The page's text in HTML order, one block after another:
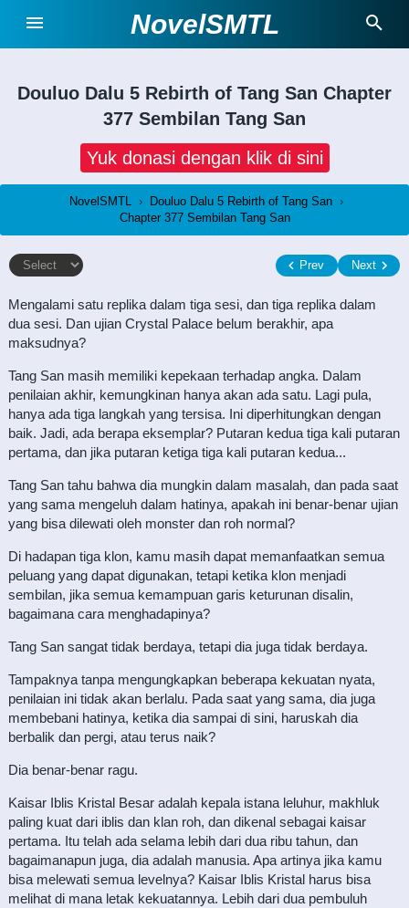
NovelSMTL
Douluo Dalu 5 Rebirth of Tang San Chapter
377 Sembilan Tang San
Yuk donasi dengan klik di sini
NovelSMTL › Douluo Dalu 5 Rebirth of Tang San ›
Chapter 377 Sembilan Tang San
Prev Next
Mengalami satu replika dalam tiga sesi, dan tiga replika dalam
dua sesi. Dan ujian Crystal Palace belum berakhir, apa
maksudnya?
Tang San masih memiliki kepekaan terhadap angka. Dalam
penilaian akhir, kemungkinan hanya akan ada satu. Lagi pula,
hanya ada tiga langkah yang tersisa. Ini diperhitungkan dengan
baik. Jadi, ada berapa eksemplar? Putaran kedua tiga kali putaran
pertama, dan jika putaran ketiga tiga kali putaran kedua...
Tang San tahu bahwa dia mungkin dalam masalah, dan pada saat
yang sama mengeluh dalam hatinya, apakah ini benar-benar ujian
yang bisa dilewati oleh monster dan roh normal?
Di hadapan tiga klon, kamu masih dapat memanfaatkan semua
peluang yang dapat digunakan, tetapi ketika klon menjadi
sembilan, jika semua kemampuan garis keturunan disalin,
bagaimana cara menghadapinya?
Tang San sangat tidak berdaya, tetapi dia juga tidak berdaya.
Tampaknya tanpa mengungkapkan beberapa kekuatan nyata,
penilaian ini tidak akan berlalu. Pada saat yang sama, dia juga
membebani hatinya, ketika dia sampai di sini, haruskah dia
berbalik dan pergi, atau terus naik?
Dia benar-benar ragu.
Kaisar Iblis Kristal Besar adalah kepala istana leluhur, makhluk
paling kuat dari iblis dan klan roh, dan dikenal sebagai kaisar
pertama. Itu telah ada selama lebih dari dua ribu tahun, dan
bagaimanapun juga, dia adalah manusia. Apa artinya jika kamu
bisa melewati semua levelnya? Kaisar Iblis Kristal harus bisa
melihat di mana letak kekuatannya. Lebih dari dua pembuluh